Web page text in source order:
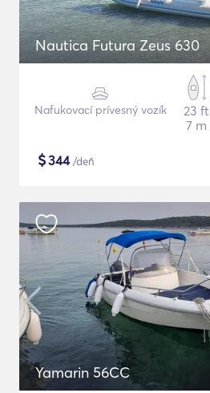
Nautica Futura Zeus 630
Nafukovací prívesný vozík
23 ft
7 m
$344/deň
Yamarin 56CC